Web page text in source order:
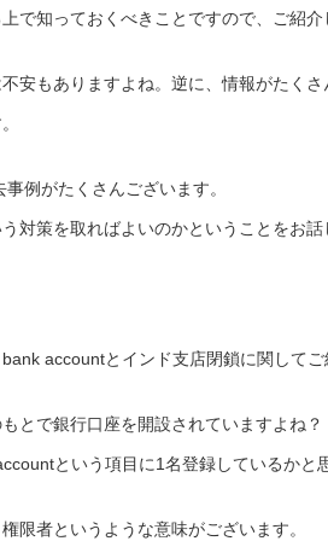
で知っておくべきことですので、ご紹介
安もありますよね。逆に、情報がたく
例がたくさんございます。
対策を取ればよいのかということをお話
accountとインド支店閉鎖に関してご
とで銀行口座を開設されていますよね？
という項目に1名登録しているかと
限者というような意味がございます。